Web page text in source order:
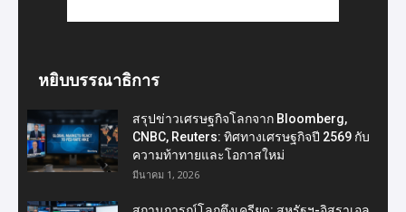
หยิบบรรณาธิการ
สรุปข่าวเศรษฐกิจโลกจาก Bloomberg,
CNBC, Reuters: ทิศทางเศรษฐกิจปี 2569 กับ
ความท้าทายและโอกาสใหม่
มีนาคม 1, 2026